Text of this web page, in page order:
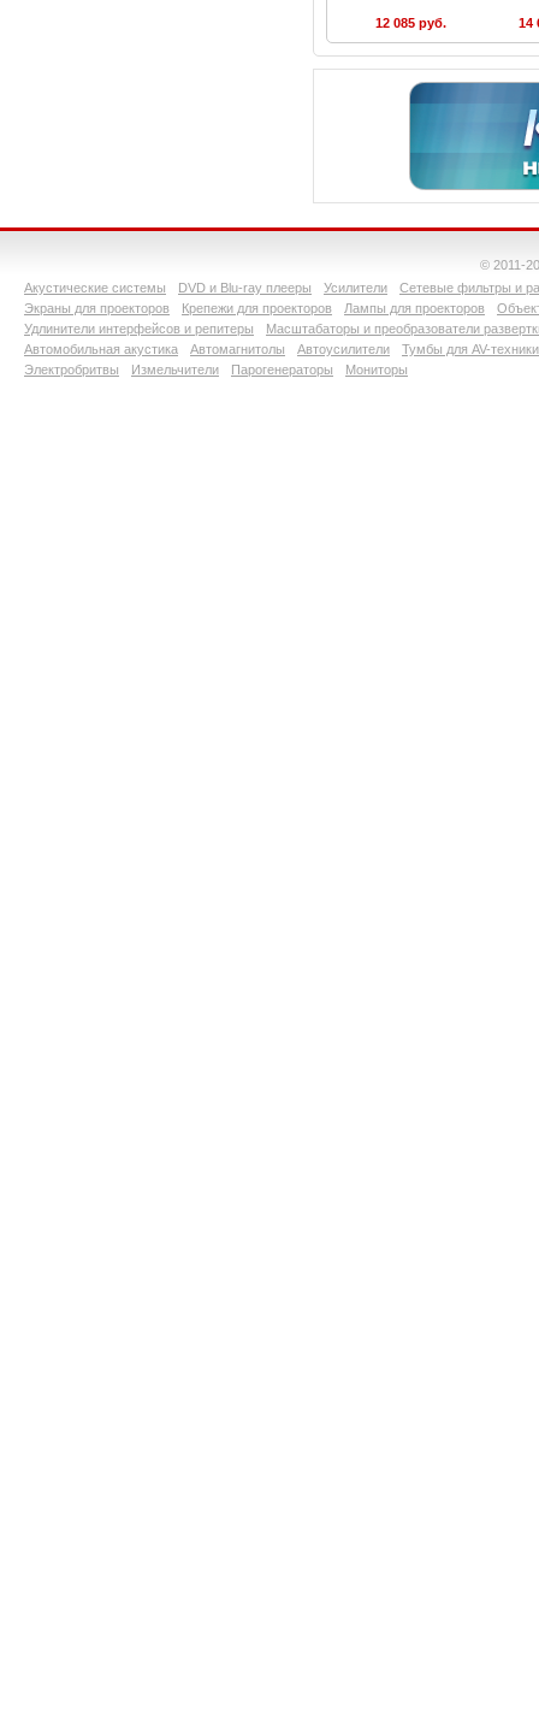
12 085 руб. 14
© 2011-
Акустические системы
DVD и Blu-ray плееры Усилители
Сетевые фильтры и
Экраны для проекторов
Крепежи для проекторов Лампы для проекторов
Удлинители интерфейсов и репитеры
Масштабаторы и преобразователи
Автомобильная акустика
Автомагнитолы Автоусилители
Тумбы для AV-техники
Электробритвы
Измельчители Парогенераторы Мониторы